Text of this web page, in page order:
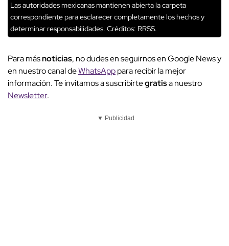
Las autoridades mexicanas mantienen abierta la carpeta
correspondiente para esclarecer completamente los hechos y
determinar responsabilidades. Créditos: RRSS.
Para másnoticias, no dudes en seguirnos en Google News y
en nuestro canal deWhatsApppara recibir la mejor
información. Te invitamos a suscribirtegratisa nuestro
Newsletter.
▼ Publicidad